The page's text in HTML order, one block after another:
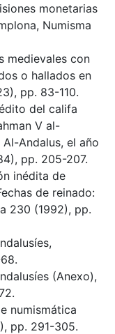
monetarias
Numisma
medievales con
o hallados en
pp. 83-110.
del califa
V al-
Andalus, el año
pp. 205-207.
inédita de
de reinado:
230 (1992), pp.
(Anexo),
numismática
pp. 291-305.